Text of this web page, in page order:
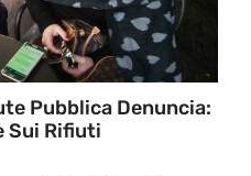
Pubblica Denuncia:
Sui Rifiuti